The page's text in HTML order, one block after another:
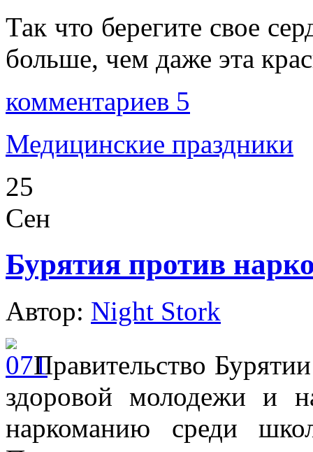
Так что берегите свое
больше, чем даже эта
комментариев 5
Медицинские праздники
25
Сен
Бурятия против
Автор: Night Stork
Правительство
здоровой молодежи и
наркоманию среди